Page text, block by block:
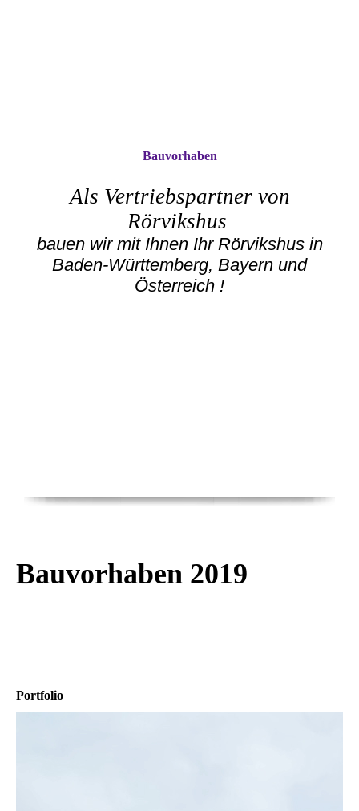
Als Vertriebspartner von
Rörvikshus
bauen wir mit Ihnen Ihr Rörvikshus in
Baden-Württemberg, Bayern und
Österreich !
Bauvorhaben
Bauvorhaben 2019
Portfolio